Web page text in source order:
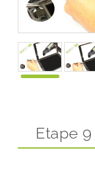
Etape 9